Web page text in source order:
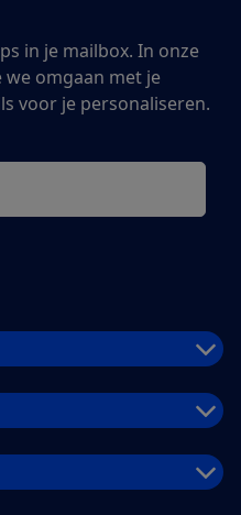
in je mailbox. In onze
we omgaan met je
voor je personaliseren.